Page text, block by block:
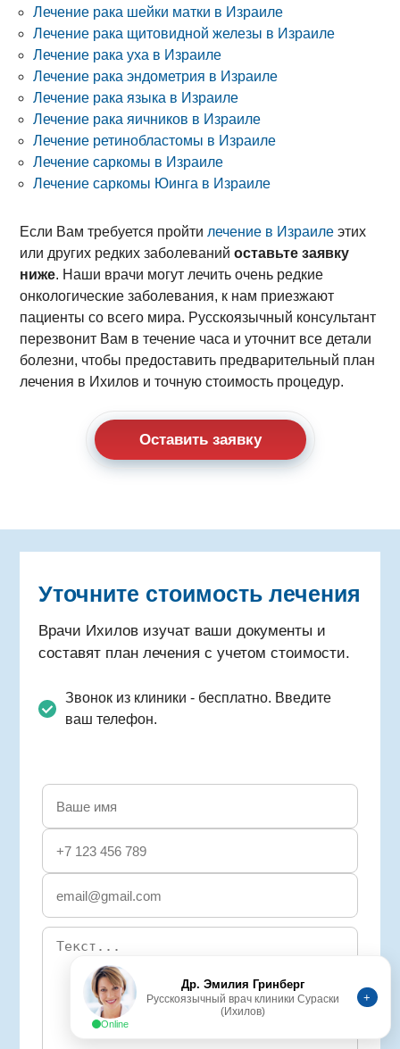
Лечение рака шейки матки в Израиле
Лечение рака щитовидной железы в Израиле
Лечение рака уха в Израиле
Лечение рака эндометрия в Израиле
Лечение рака языка в Израиле
Лечение рака яичников в Израиле
Лечение ретинобластомы в Израиле
Лечение саркомы в Израиле
Лечение саркомы Юинга в Израиле
Если Вам требуется пройти лечение в Израиле этих
или других редких заболеванийоставьте заявку
ниже. Наши врачи могут лечить очень редкие
онкологические заболевания, к нам приезжают
пациенты со всего мира. Русскоязычный консультант
перезвонит Вам в течение часа и уточнит все детали
болезни, чтобы предоставить предварительный план
лечения в Ихилов и точную стоимость процедур.
Оставить заявку
Уточните стоимость лечения
Врачи Ихилов изучат ваши документы и
составят план лечения с учетом стоимости.
Звонок из клиники - бесплатно. Введите
ваш телефон.
Online
Русскоязычный врач клиники Сураски
(Ихилов)
+